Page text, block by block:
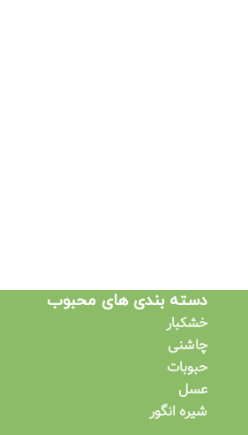
دسته بندی های محبوب
خشکبار
چاشنی
حبوبات
عسل
شیره انگور